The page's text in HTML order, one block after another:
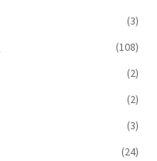
(3)
(108)
(2)
(2)
(3)
(24)